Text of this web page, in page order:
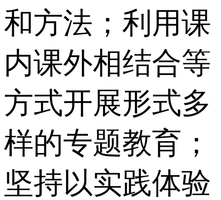
和方法；利用课
内课外相结合等
方式开展形式多
样的专题教育；
坚持以实践体验